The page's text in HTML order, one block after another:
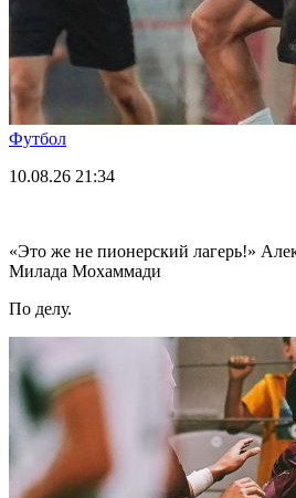
Футбол
10.08.26 21:34
«Это же не пионерский лагерь!»
Милада Мохаммади
По делу.